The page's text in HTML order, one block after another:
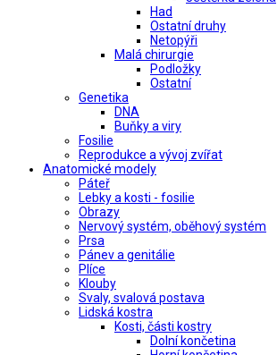
Had
Ostatní druhy
Netopýři
Malá chirurgie
Podložky
Ostatní
Genetika
DNA
Buňky a viry
Fosilie
Reprodukce a vývoj zvířat
Anatomické modely
Páteř
Lebky a kosti - fosilie
Obrazy
Nervový systém, oběhový systém
Prsa
Pánev a genitálie
Plíce
Klouby
Svaly, svalová postava
Lidská kostra
Kosti, části kostry
Dolní končetina